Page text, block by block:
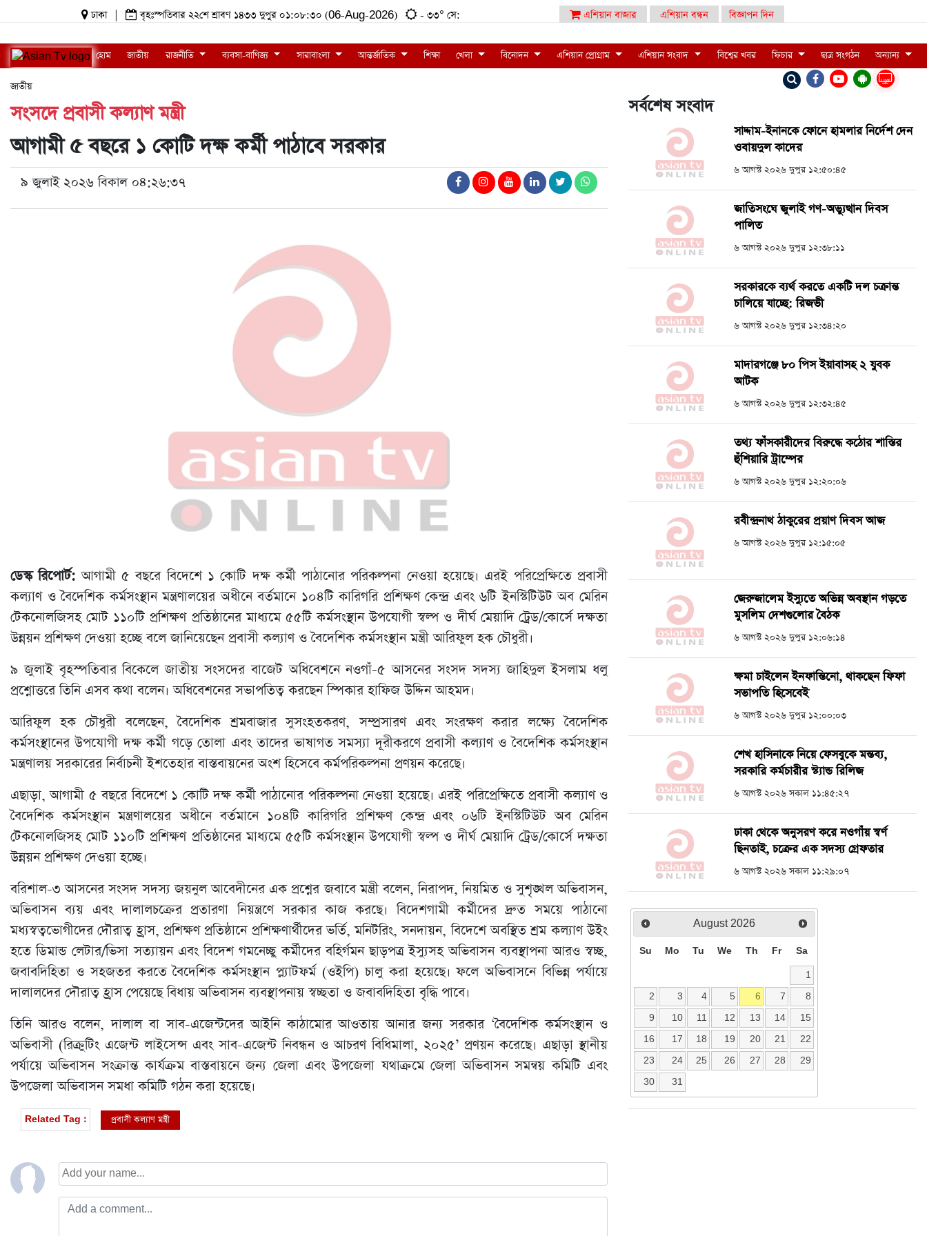
ঢাকা বৃহঃস্পতিবার ২২শে শ্রাবণ ১৪৩৩ দুপুর ০১:০৮:৩০ (06-Aug-2026) - ৩৩° সে: এশিয়ান বাজার এশিয়ান বন্ধন বিজ্ঞাপন দিন
LIVE
হোম জাতীয় রাজনীতি ব্যবসা-বাণিজ্য সারাবাংলা আন্তর্জাতিক শিক্ষা খেলা বিনোদন এশিয়ান প্রোগ্রাম এশিয়ান সংবাদ বিশ্বের খবর ফিচার ছাত্র সংগঠন অন্যান্য
জাতীয়
সংসদে প্রবাসী কল্যাণ মন্ত্রী
আগামী ৫ বছরে ১ কোটি দক্ষ কর্মী পাঠাবে সরকার
৯ জুলাই ২০২৬ বিকাল ০৪:২৬:৩৭
ডেস্ক রিপোর্ট:আগামী ৫ বছরে বিদেশে ১ কোটি দক্ষ কর্মী পাঠানোর পরিকল্পনা নেওয়া হয়েছে। এরই পরিপ্রেক্ষিতে প্রবাসী
কল্যাণ ও বৈদেশিক কর্মসংস্থান মন্ত্রণালয়ের অধীনে বর্তমানে ১০৪টি কারিগরি প্রশিক্ষণ কেন্দ্র এবং ৬টি ইনস্টিটিউট অব মেরিন
টেকনোলজিসহ মোট ১১০টি প্রশিক্ষণ প্রতিষ্ঠানের মাধ্যমে ৫৫টি কর্মসংস্থান উপযোগী স্বল্প ও দীর্ঘ মেয়াদি ট্রেড/কোর্সে দক্ষতা
উন্নয়ন প্রশিক্ষণ দেওয়া হচ্ছে বলে জানিয়েছেন প্রবাসী কল্যাণ ও বৈদেশিক কর্মসংস্থান মন্ত্রী আরিফুল হক চৌধুরী।
৯ জুলাই বৃহস্পতিবার বিকেলে জাতীয় সংসদের বাজেট অধিবেশনে নওগাঁ-৫ আসনের সংসদ সদস্য জাহিদুল ইসলাম ধলু
প্রশ্নোত্তরে তিনি এসব কথা বলেন। অধিবেশনের সভাপতিত্ব করছেন স্পিকার হাফিজ উদ্দিন আহমদ।
আরিফুল হক চৌধুরী বলেছেন, বৈদেশিক শ্রমবাজার সুসংহতকরণ, সম্প্রসারণ এবং সংরক্ষণ করার লক্ষ্যে বৈদেশিক
কর্মসংস্থানের উপযোগী দক্ষ কর্মী গড়ে তোলা এবং তাদের ভাষাগত সমস্যা দূরীকরণে প্রবাসী কল্যাণ ও বৈদেশিক কর্মসংস্থান
মন্ত্রণালয় সরকারের নির্বাচনী ইশতেহার বাস্তবায়নের অংশ হিসেবে কর্মপরিকল্পনা প্রণয়ন করেছে।
এছাড়া, আগামী ৫ বছরে বিদেশে ১ কোটি দক্ষ কর্মী পাঠানোর পরিকল্পনা নেওয়া হয়েছে। এরই পরিপ্রেক্ষিতে প্রবাসী কল্যাণ ও
বৈদেশিক কর্মসংস্থান মন্ত্রণালয়ের অধীনে বর্তমানে ১০৪টি কারিগরি প্রশিক্ষণ কেন্দ্র এবং ০৬টি ইনস্টিটিউট অব মেরিন
টেকনোলজিসহ মোট ১১০টি প্রশিক্ষণ প্রতিষ্ঠানের মাধ্যমে ৫৫টি কর্মসংস্থান উপযোগী স্বল্প ও দীর্ঘ মেয়াদি ট্রেড/কোর্সে দক্ষতা
উন্নয়ন প্রশিক্ষণ দেওয়া হচ্ছে।
বরিশাল-৩ আসনের সংসদ সদস্য জয়নুল আবেদীনের এক প্রশ্নের জবাবে মন্ত্রী বলেন, নিরাপদ, নিয়মিত ও সুশৃঙ্খল অভিবাসন,
অভিবাসন ব্যয় এবং দালালচক্রের প্রতারণা নিয়ন্ত্রণে সরকার কাজ করছে। বিদেশগামী কর্মীদের দ্রুত সময়ে পাঠানো
মধ্যস্বত্বভোগীদের দৌরাত্ব হ্রাস, প্রশিক্ষণ প্রতিষ্ঠানে প্রশিক্ষণার্থীদের ভর্তি, মনিটরিং, সনদায়ন, বিদেশে অবস্থিত শ্রম কল্যাণ উইং
হতে ডিমান্ড লেটার/ভিসা সত্যায়ন এবং বিদেশ গমনেচ্ছু কর্মীদের বহির্গমন ছাড়পত্র ইস্যুসহ অভিবাসন ব্যবস্থাপনা আরও স্বচ্ছ,
জবাবদিহিতা ও সহজতর করতে বৈদেশিক কর্মসংস্থান প্ল্যাটফর্ম (ওইপি) চালু করা হয়েছে। ফলে অভিবাসনে বিভিন্ন পর্যায়ে
দালালদের দৌরাত্ব হ্রাস পেয়েছে বিধায় অভিবাসন ব্যবস্থাপনায় স্বচ্ছতা ও জবাবদিহিতা বৃদ্ধি পাবে।
তিনি আরও বলেন, দালাল বা সাব-এজেন্টদের আইনি কাঠামোর আওতায় আনার জন্য সরকার ‘বৈদেশিক কর্মসংস্থান ও
অভিবাসী (রিক্রুটিং এজেন্ট লাইসেন্স এবং সাব-এজেন্ট নিবন্ধন ও আচরণ বিধিমালা, ২০২৫’ প্রণয়ন করেছে। এছাড়া স্থানীয়
পর্যায়ে অভিবাসন সংক্রান্ত কার্যক্রম বাস্তবায়নে জন্য জেলা এবং উপজেলা যথাক্রমে জেলা অভিবাসন সমন্বয় কমিটি এবং
উপজেলা অভিবাসন সমধা কমিটি গঠন করা হয়েছে।
Related Tag : প্রবাসী কল্যাণ মন্ত্রী
সর্বশেষ সংবাদ
সাদ্দাম-ইনানকে ফোনে হামলার নির্দেশ দেন
ওবায়দুল কাদের
৬ আগস্ট ২০২৬ দুপুর ১২:৫০:৪৫
জাতিসংঘে জুলাই গণ-অভ্যুত্থান দিবস
পালিত
৬ আগস্ট ২০২৬ দুপুর ১২:৩৮:১১
সরকারকে ব্যর্থ করতে একটি দল চক্রান্ত
চালিয়ে যাচ্ছে: রিজভী
৬ আগস্ট ২০২৬ দুপুর ১২:৩৪:২০
মাদারগঞ্জে ৮০ পিস ইয়াবাসহ ২ যুবক
আটক
৬ আগস্ট ২০২৬ দুপুর ১২:৩২:৪৫
তথ্য ফাঁসকারীদের বিরুদ্ধে কঠোর শাস্তির
হুঁশিয়ারি ট্রাম্পের
৬ আগস্ট ২০২৬ দুপুর ১২:২০:০৬
রবীন্দ্রনাথ ঠাকুরের প্রয়াণ দিবস আজ
৬ আগস্ট ২০২৬ দুপুর ১২:১৫:০৫
জেরুজালেম ইস্যুতে অভিন্ন অবস্থান গড়তে
মুসলিম দেশগুলোর বৈঠক
৬ আগস্ট ২০২৬ দুপুর ১২:০৬:১৪
ক্ষমা চাইলেন ইনফান্তিনো, থাকছেন ফিফা
সভাপতি হিসেবেই
৬ আগস্ট ২০২৬ দুপুর ১২:০০:০৩
শেখ হাসিনাকে নিয়ে ফেসবুকে মন্তব্য,
সরকারি কর্মচারীর স্ট্যান্ড রিলিজ
৬ আগস্ট ২০২৬ সকাল ১১:৪৫:২৭
ঢাকা থেকে অনুসরণ করে নওগাঁয় স্বর্ণ
ছিনতাই, চক্রের এক সদস্য গ্রেফতার
৬ আগস্ট ২০২৬ সকাল ১১:২৯:০৭
August 2026
Su Mo Tu We Th Fr Sa
1
2
3 4 5 6 7
8
9
10 11 12 13 14
15
16
17 18 19 20 21
22
23
24 25 26 27 28
29
30
31